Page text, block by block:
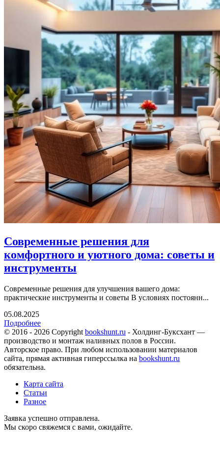
Современные решения для
комфортного и уютного дома: советы и
инструменты
Современные решения для улучшения вашего дома:
практические инструменты и советы В условиях постоянн...
05.08.2025
Подробнее
© 2016 - 2026 Copyright bookshunt.ru - Холдинг-Буксхант —
производство и монтаж наливных полов в России.
Авторское право. При любом использовании материалов
сайта, прямая активная гиперссылка на bookshunt.ru
обязательна.
Карта сайта
Статьи
Разное
Заявка успешно отправлена.
Мы скоро свяжемся с вами, ожидайте.